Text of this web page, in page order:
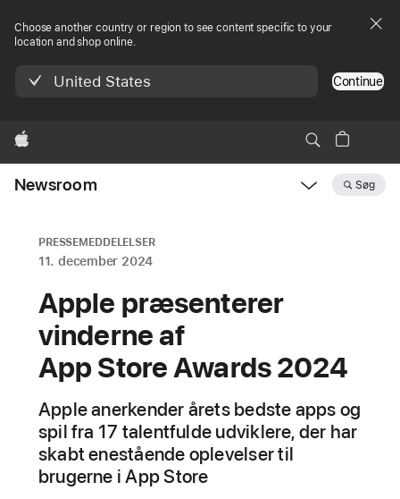
Choose another country or region to see content specific to your
location and shop online.
United States Continue
Apple
Newsroom Søg
PRESSEMEDDELELSER
11. december 2024
Apple præsenterer
vinderne af
App Store Awards 2024
Apple anerkender årets bedste apps og
spil fra 17 talentfulde udviklere, der har
skabt enestående oplevelser til
brugerne i App Store